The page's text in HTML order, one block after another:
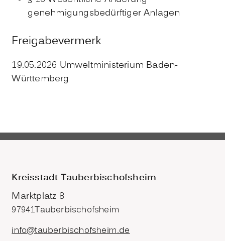
genehmigungsbedürftiger Anlagen
Freigabevermerk
19.05.2026 Umweltministerium Baden-
Württemberg
Kreisstadt Tauberbischofsheim
Marktplatz 8
97941Tauberbischofsheim
info@tauberbischofsheim.de